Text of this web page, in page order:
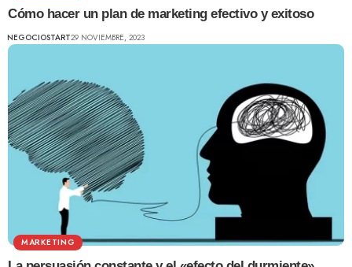
Cómo hacer un plan de marketing efectivo y exitoso
NEGOCIOSTART29 NOVIEMBRE, 2023
MARKETING